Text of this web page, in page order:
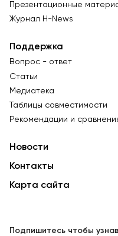
Презентационные
Журнал Н-News
Поддержка
Вопрос - ответ
Статьи
Медиатека
Таблицы совместимости
Рекомендации и
Новости
Контакты
Карта сайта
Подпишитесь чтобы